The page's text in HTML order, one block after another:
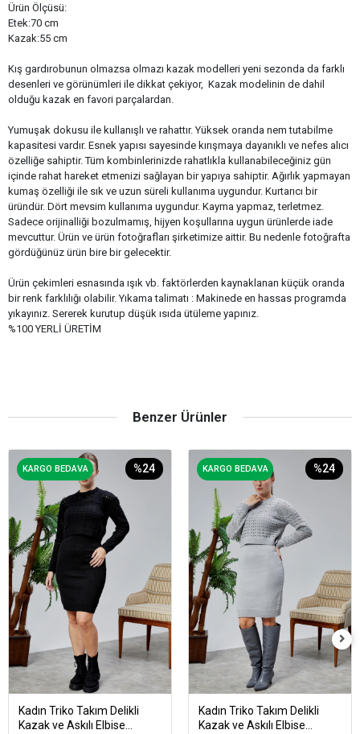
Ürün Ölçüsü:
Etek:70 cm
Kazak:55 cm
Kış gardırobunun olmazsa olmazı kazak modelleri yeni sezonda da farklı
desenleri ve görünümleri ile dikkat çekiyor, Kazak modelinin de dahil
olduğu kazak en favori parçalardan.
Yumuşak dokusu ile kullanışlı ve rahattır. Yüksek oranda nem tutabilme
kapasitesi vardır. Esnek yapısı sayesinde kırışmaya dayanıklı ve nefes alıcı
özelliğe sahiptir. Tüm kombinlerinizde rahatlıkla kullanabileceğiniz gün
içinde rahat hareket etmenizi sağlayan bir yapıya sahiptir. Ağırlık yapmayan
kumaş özelliği ile sık ve uzun süreli kullanıma uygundur. Kurtarıcı bir
üründür. Dört mevsim kullanıma uygundur. Kayma yapmaz, terletmez.
Sadece orijinalliği bozulmamış, hijyen koşullarına uygun ürünlerde iade
mevcuttur. Ürün ve ürün fotoğrafları şirketimize aittir. Bu nedenle fotoğrafta
gördüğünüz ürün bire bir gelecektir.
Ürün çekimleri esnasında ışık vb. faktörlerden kaynaklanan küçük oranda
bir renk farklılığı olabilir. Yıkama talimatı : Makinede en hassas programda
yıkayınız. Sererek kurutup düşük ısıda ütüleme yapınız.
%100 YERLİ ÜRETİM
Benzer Ürünler
KARGO BEDAVA %24
Kadın Triko Takım Delikli
Kazak ve Askılı Elbise
KARGO BEDAVA %24
Kadın Triko Takım Delikli
Kazak ve Askılı Elbise